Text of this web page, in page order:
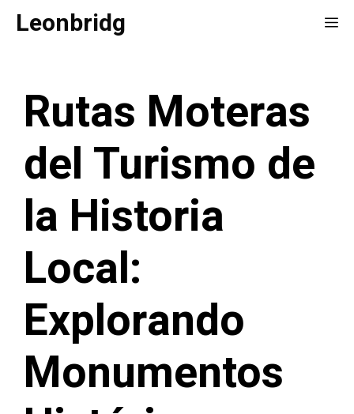
SaltarLeonbridg
Rutas Moteras
del Turismo de
la Historia
Local:
Explorando
Monumentos